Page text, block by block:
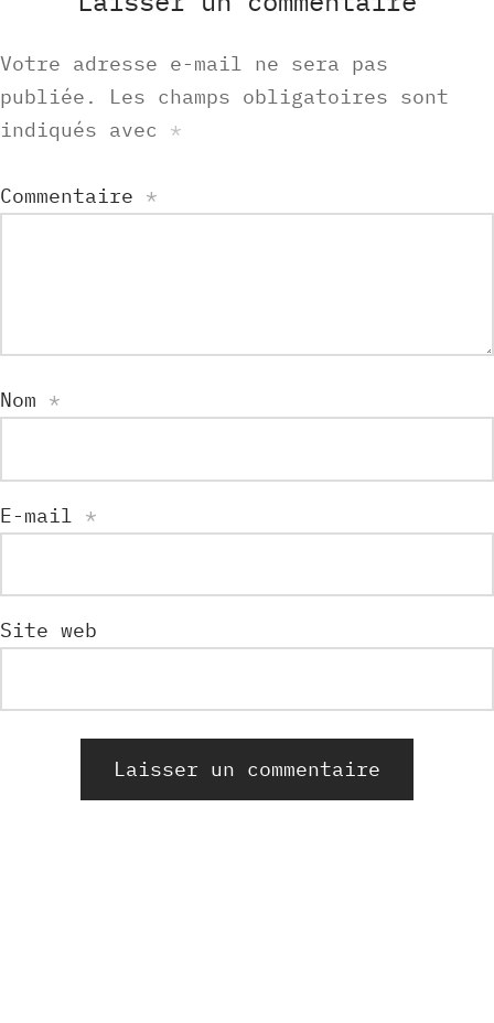
Votre adresse e-mail ne sera pas
publiée.
Les champs obligatoires sont
indiqués avec *
Commentaire *
Nom *
E-mail *
Site web